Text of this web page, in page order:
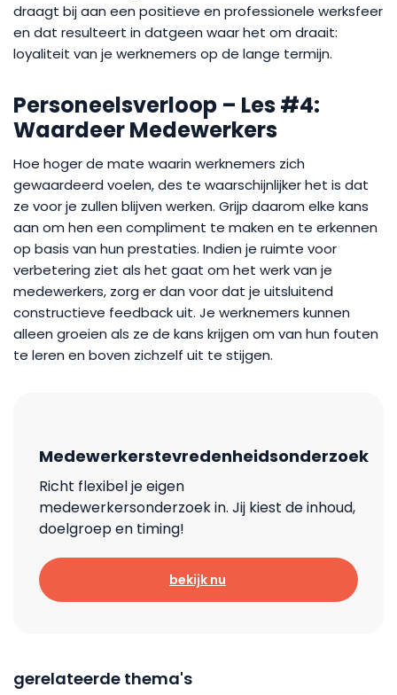
draagt bij aan een positieve en professionele werksfeer
en dat resulteert in datgeen waar het om draait:
loyaliteit van je werknemers op de lange termijn.
Personeelsverloop – Les #4:
Waardeer Medewerkers
Hoe hoger de mate waarin werknemers zich
gewaardeerd voelen, des te waarschijnlijker het is dat
ze voor je zullen blijven werken. Grijp daarom elke kans
aan om hen een compliment te maken en te erkennen
op basis van hun prestaties. Indien je ruimte voor
verbetering ziet als het gaat om het werk van je
medewerkers, zorg er dan voor dat je uitsluitend
constructieve feedback uit. Je werknemers kunnen
alleen groeien als ze de kans krijgen om van hun fouten
te leren en boven zichzelf uit te stijgen.
Medewerkerstevredenheidsonderzoek
Richt flexibel je eigen
medewerkersonderzoek in. Jij kiest de inhoud,
doelgroep en timing!
bekijk nu
gerelateerde thema's